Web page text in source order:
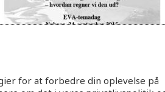
for at forbedre din oplevelse på